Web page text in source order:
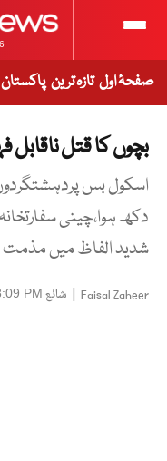
صفحۂ اول تازہ ترین پاکستان
بچوں کا قتل ناقابل
اسکول بس
دکھ ہوا،چینی
شدید الفاظ میں مذمت
Faisal Zaheer
| شائع PM